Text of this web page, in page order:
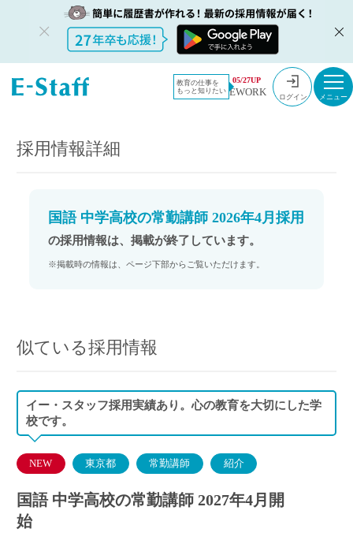
教育の仕事を
もっと知りたい
05/27UP
EWORK ログイン
教員採用情
報のイー・
採用情報
国語 中学高校の常勤講師 2026年4月採用
採用情報詳細
国語 中学高校の常勤講師 2026年4月採用
の採用情報は、掲載が終了しています。
※掲載時の情報は、ページ下部からご覧いただけます。
似ている採用情報
イー・スタッフ採用実績あり。心の教育を大切にした学
校です。
NEW 東京都 常勤講師 紹介
国語 中学高校の常勤講師 2027年4月開
始